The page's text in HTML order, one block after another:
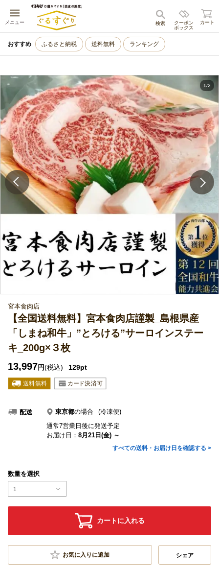
メニュー
キャンセル
クーポン
ボックス
検索 カート
おすすめ ふるさと納税 送料無料 ランキング
1/2
宮本食肉店
【全国送料無料】宮本食肉店謹製_島根県産
「しまね和牛」”とろける”サーロインステー
キ_200g×３枚
13,997円(税込) 129pt
配送 東京都の場合
(冷凍便)
通常7営業日後に発送予定
お届け日： 8月21日(金) ～
すべての送料・お届け日を確認する >
数量を選択
1
カートに入れる
お気に入りに追加 シェア